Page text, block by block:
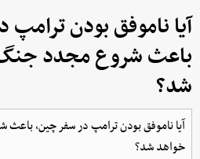
آیا ناموفق بودن
باعث شروع مجدد جنگ
شد؟
آیا ناموفق بودن ترامپ در سفر چین، باعث
خواهد شد؟